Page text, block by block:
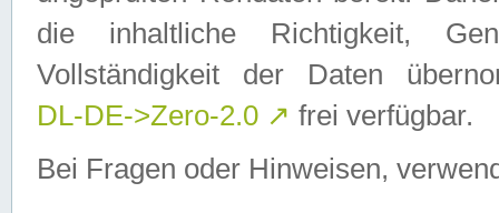
die inhaltliche Richtigkeit,
Vollständigkeit der Daten
DL-DE->Zero-2.0 ↗ frei verfügbar.
Bei Fragen oder Hinweisen,